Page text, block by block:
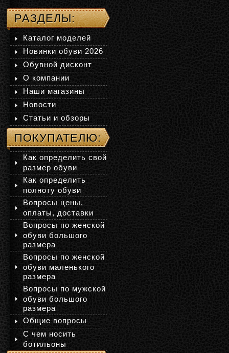
РАЗДЕЛЫ:
Каталог моделей
Новинки обуви 2026
Обувной дисконт
О компании
Наши магазины
Новости
Статьи и обзоры
ПОКУПАТЕЛЮ:
Как определить свой
размер обуви
Как определить
полноту обуви
Вопросы цены,
оплаты, доставки
Вопросы по женской
обуви большого
размера
Вопросы по женской
обуви маленького
размера
Вопросы по мужской
обуви большого
размера
Общие вопросы
С чем носить
ботильоны